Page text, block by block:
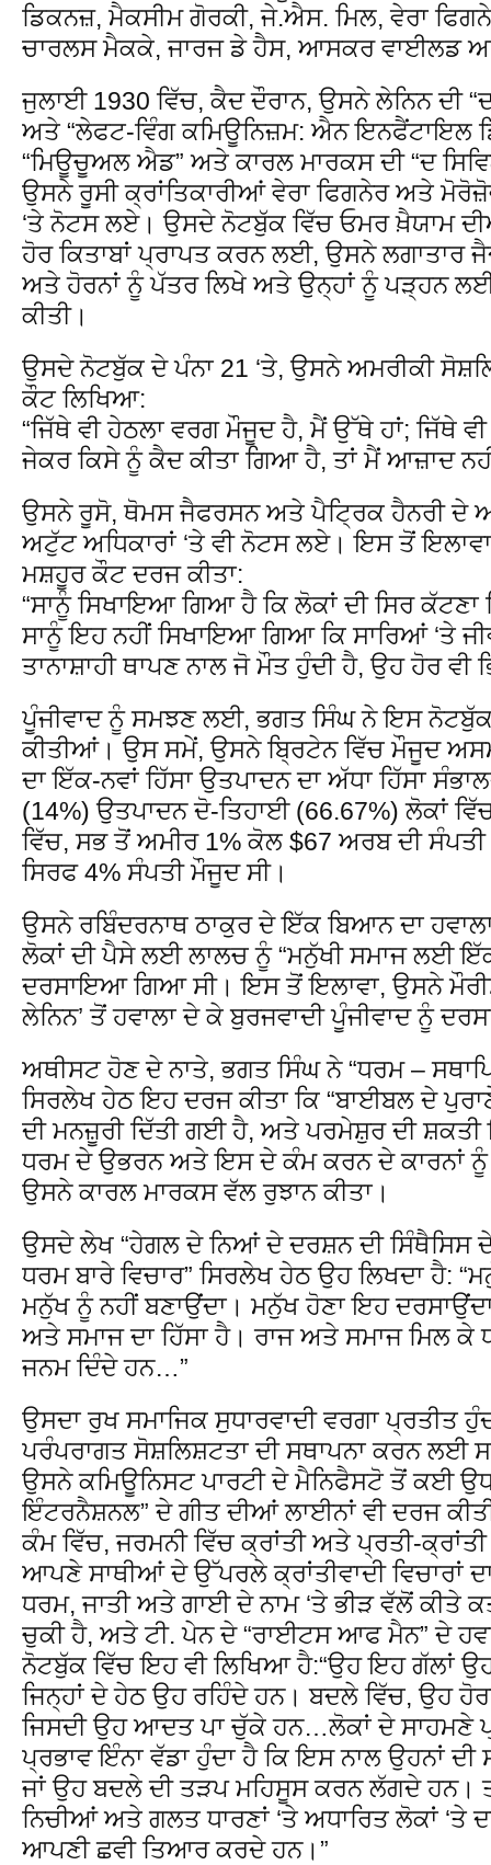
ਡਿਕਨਜ਼, ਮੈਕਸੀਮ ਗੋਰਕੀ, ਜੇ.ਐਸ. ਮਿਲ, ਵੇਰਾ
ਚਾਰਲਸ ਮੈਕਕੇ, ਜਾਰਜ ਡੇ ਹੈਸ, ਆਸਕਰ ਵਾਈਲਡ
ਜੁਲਾਈ 1930 ਵਿੱਚ, ਕੈਦ ਦੌਰਾਨ, ਉਸਨੇ ਲੇਨਿਨ ਦੀ
ਅਤੇ “ਲੇਫਟ-ਵਿੰਗ ਕਮਿਊਨਿਜ਼ਮ: ਐਨ ਇਨਫੈਂਟਾਇਲ
“ਮਿਊਚੂਅਲ ਐਡ” ਅਤੇ ਕਾਰਲ ਮਾਰਕਸ ਦੀ “ਦ
ਉਸਨੇ ਰੂਸੀ ਕ੍ਰਾਂਤਿਕਾਰੀਆਂ ਵੇਰਾ ਫਿਗਨੇਰ ਅਤੇ
‘ਤੇ ਨੋਟਸ ਲਏ। ਉਸਦੇ ਨੋਟਬੁੱਕ ਵਿੱਚ ਓਮਰ ਖ਼ੈਯਾਮ
ਹੋਰ ਕਿਤਾਬਾਂ ਪ੍ਰਾਪਤ ਕਰਨ ਲਈ, ਉਸਨੇ ਲਗਾਤਾਰ
ਅਤੇ ਹੋਰਨਾਂ ਨੂੰ ਪੱਤਰ ਲਿਖੇ ਅਤੇ ਉਨ੍ਹਾਂ ਨੂੰ ਪੜ੍ਹਨ
ਕੀਤੀ।
ਉਸਦੇ ਨੋਟਬੁੱਕ ਦੇ ਪੰਨਾ 21 ‘ਤੇ, ਉਸਨੇ ਅਮਰੀਕੀ
ਕੌਟ ਲਿਖਿਆ:
“ਜਿੱਥੇ ਵੀ ਹੇਠਲਾ ਵਰਗ ਮੌਜੂਦ ਹੈ, ਮੈਂ ਉੱਥੇ ਹਾਂ; ਜਿੱਥੇ
ਜੇਕਰ ਕਿਸੇ ਨੂੰ ਕੈਦ ਕੀਤਾ ਗਿਆ ਹੈ, ਤਾਂ ਮੈਂ ਆਜ਼ਾਦ
ਉਸਨੇ ਰੂਸੋ, ਥੋਮਸ ਜੈਫਰਸਨ ਅਤੇ ਪੈਟ੍ਰਿਕ ਹੈਨਰੀ ਦੇ
ਅਟੁੱਟ ਅਧਿਕਾਰਾਂ ‘ਤੇ ਵੀ ਨੋਟਸ ਲਏ। ਇਸ ਤੋਂ
ਮਸ਼ਹੂਰ ਕੌਟ ਦਰਜ ਕੀਤਾ:
“ਸਾਨੂੰ ਸਿਖਾਇਆ ਗਿਆ ਹੈ ਕਿ ਲੋਕਾਂ ਦੀ ਸਿਰ ਕੱਟਣਾ
ਸਾਨੂੰ ਇਹ ਨਹੀਂ ਸਿਖਾਇਆ ਗਿਆ ਕਿ ਸਾਰਿਆਂ ‘ਤੇ
ਤਾਨਾਸ਼ਾਹੀ ਥਾਪਣ ਨਾਲ ਜੋ ਮੌਤ ਹੁੰਦੀ ਹੈ, ਉਹ ਹੋਰ
ਪੂੰਜੀਵਾਦ ਨੂੰ ਸਮਝਣ ਲਈ, ਭਗਤ ਸਿੰਘ ਨੇ ਇਸ ਨੋਟਬੁੱਕ
ਕੀਤੀਆਂ। ਉਸ ਸਮੇਂ, ਉਸਨੇ ਬ੍ਰਿਟੇਨ ਵਿੱਚ ਮੌਜੂਦ
ਦਾ ਇੱਕ-ਨਵਾਂ ਹਿੱਸਾ ਉਤਪਾਦਨ ਦਾ ਅੱਧਾ ਹਿੱਸਾ
(14%) ਉਤਪਾਦਨ ਦੋ-ਤਿਹਾਈ (66.67%) ਲੋਕਾਂ
ਵਿੱਚ, ਸਭ ਤੋਂ ਅਮੀਰ 1% ਕੋਲ $67 ਅਰਬ ਦੀ
ਸਿਰਫ 4% ਸੰਪਤੀ ਮੌਜੂਦ ਸੀ।
ਉਸਨੇ ਰਬਿੰਦਰਨਾਥ ਠਾਕੁਰ ਦੇ ਇੱਕ ਬਿਆਨ ਦਾ ਹਵਾਲਾ
ਲੋਕਾਂ ਦੀ ਪੈਸੇ ਲਈ ਲਾਲਚ ਨੂੰ “ਮਨੁੱਖੀ ਸਮਾਜ ਲਈ
ਦਰਸਾਇਆ ਗਿਆ ਸੀ। ਇਸ ਤੋਂ ਇਲਾਵਾ, ਉਸਨੇ
ਲੇਨਿਨ’ ਤੋਂ ਹਵਾਲਾ ਦੇ ਕੇ ਬੁਰਜਵਾਦੀ ਪੂੰਜੀਵਾਦ ਨੂੰ
ਅਥੀਸਟ ਹੋਣ ਦੇ ਨਾਤੇ, ਭਗਤ ਸਿੰਘ ਨੇ “ਧਰਮ –
ਸਿਰਲੇਖ ਹੇਠ ਇਹ ਦਰਜ ਕੀਤਾ ਕਿ “ਬਾਈਬਲ ਦੇ
ਦੀ ਮਨਜ਼ੂਰੀ ਦਿੱਤੀ ਗਈ ਹੈ, ਅਤੇ ਪਰਮੇਸ਼ੁਰ ਦੀ ਸ਼ਕਤੀ
ਧਰਮ ਦੇ ਉਭਰਨ ਅਤੇ ਇਸ ਦੇ ਕੰਮ ਕਰਨ ਦੇ ਕਾਰਨਾਂ
ਉਸਨੇ ਕਾਰਲ ਮਾਰਕਸ ਵੱਲ ਰੁਝਾਨ ਕੀਤਾ।
ਉਸਦੇ ਲੇਖ “ਹੇਗਲ ਦੇ ਨਿਆਂ ਦੇ ਦਰਸ਼ਨ ਦੀ ਸਿੰਥੈਸਿਸ
ਧਰਮ ਬਾਰੇ ਵਿਚਾਰ” ਸਿਰਲੇਖ ਹੇਠ ਉਹ ਲਿਖਦਾ ਹੈ:
ਮਨੁੱਖ ਨੂੰ ਨਹੀਂ ਬਣਾਉਂਦਾ। ਮਨੁੱਖ ਹੋਣਾ ਇਹ
ਅਤੇ ਸਮਾਜ ਦਾ ਹਿੱਸਾ ਹੈ। ਰਾਜ ਅਤੇ ਸਮਾਜ ਮਿਲ ਕੇ
ਜਨਮ ਦਿੰਦੇ ਹਨ…”
ਉਸਦਾ ਰੁਖ ਸਮਾਜਿਕ ਸੁਧਾਰਵਾਦੀ ਵਰਗਾ ਪ੍ਰਤੀਤ
ਪਰੰਪਰਾਗਤ ਸੋਸ਼ਲਿਸ਼ਟਤਾ ਦੀ ਸਥਾਪਨਾ ਕਰਨ ਲਈ
ਉਸਨੇ ਕਮਿਊਨਿਸਟ ਪਾਰਟੀ ਦੇ ਮੈਨਿਫੈਸਟੋ ਤੋਂ ਕਈ
ਇੰਟਰਨੈਸ਼ਨਲ” ਦੇ ਗੀਤ ਦੀਆਂ ਲਾਈਨਾਂ ਵੀ ਦਰਜ
ਕੰਮ ਵਿੱਚ, ਜਰਮਨੀ ਵਿੱਚ ਕ੍ਰਾਂਤੀ ਅਤੇ ਪ੍ਰਤੀ-
ਆਪਣੇ ਸਾਥੀਆਂ ਦੇ ਉੱਪਰਲੇ ਕ੍ਰਾਂਤੀਵਾਦੀ ਵਿਚਾਰਾਂ
ਧਰਮ, ਜਾਤੀ ਅਤੇ ਗਾਈ ਦੇ ਨਾਮ ‘ਤੇ ਭੀੜ ਵੱਲੋਂ ਕੀਤੇ
ਚੁਕੀ ਹੈ, ਅਤੇ ਟੀ. ਪੇਨ ਦੇ “ਰਾਈਟਸ ਆਫ ਮੈਨ” ਦੇ
ਨੋਟਬੁੱਕ ਵਿੱਚ ਇਹ ਵੀ ਲਿਖਿਆ ਹੈ:“ਉਹ ਇਹ ਗੱਲਾਂ
ਜਿਨ੍ਹਾਂ ਦੇ ਹੇਠ ਉਹ ਰਹਿੰਦੇ ਹਨ। ਬਦਲੇ ਵਿੱਚ, ਉਹ
ਜਿਸਦੀ ਉਹ ਆਦਤ ਪਾ ਚੁੱਕੇ ਹਨ…ਲੋਕਾਂ ਦੇ ਸਾਹਮਣੇ
ਪ੍ਰਭਾਵ ਇੰਨਾ ਵੱਡਾ ਹੁੰਦਾ ਹੈ ਕਿ ਇਸ ਨਾਲ ਉਹਨਾਂ ਦੀ
ਜਾਂ ਉਹ ਬਦਲੇ ਦੀ ਤੜਪ ਮਹਿਸੂਸ ਕਰਨ ਲੱਗਦੇ
ਨਿਚੀਆਂ ਅਤੇ ਗਲਤ ਧਾਰਣਾਂ ‘ਤੇ ਅਧਾਰਿਤ ਲੋਕਾਂ ‘ਤੇ
ਆਪਣੀ ਛਵੀ ਤਿਆਰ ਕਰਦੇ ਹਨ।”